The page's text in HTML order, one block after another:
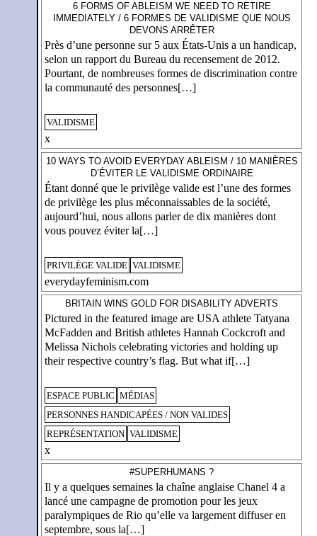
6 FORMS OF ABLEISM WE NEED TO RETIRE
IMMEDIATELY / 6 FORMES DE VALIDISME QUE NOUS
DEVONS ARRÊTER
Près d’une personne sur 5 aux États-Unis a un handicap,
selon un rapport du Bureau du recensement de 2012.
Pourtant, de nombreuses formes de discrimination contre
la communauté des personnes[…]
VALIDISME
x
10 WAYS TO AVOID EVERYDAY ABLEISM / 10 MANIÈRES
D’ÉVITER LE VALIDISME ORDINAIRE
Étant donné que le privilège valide est l’une des formes
de privilège les plus méconnaissables de la société,
aujourd’hui, nous allons parler de dix manières dont
vous pouvez éviter la[…]
PRIVILÈGE VALIDE VALIDISME
everydayfeminism.com
BRITAIN WINS GOLD FOR DISABILITY ADVERTS
Pictured in the featured image are USA athlete Tatyana
McFadden and British athletes Hannah Cockcroft and
Melissa Nichols celebrating victories and holding up
their respective country’s flag. But what if[…]
ESPACE PUBLIC MÉDIAS
PERSONNES HANDICAPÉES / NON VALIDES
REPRÉSENTATION VALIDISME
x
#SUPERHUMANS ?
Il y a quelques semaines la chaîne anglaise Chanel 4 a
lancé une campagne de promotion pour les jeux
paralympiques de Rio qu’elle va largement diffuser en
septembre, sous la[…]